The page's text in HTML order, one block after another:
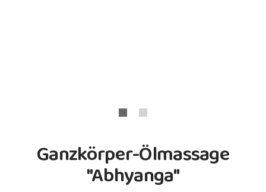
Ganzkörper-Ölmassage
"Abhyanga"